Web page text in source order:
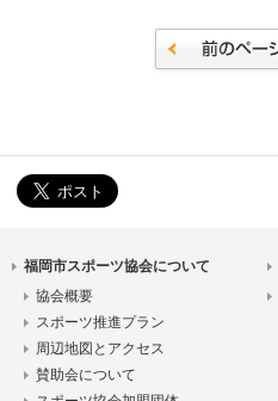
福岡市スポーツ協会について
協会概要
スポーツ推進プラン
周辺地図とアクセス
賛助会について